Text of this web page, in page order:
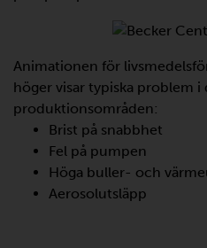
Animationen för
höger visar typiska problem i
produktionsområden:
Brist på snabbhet
Fel på pumpen
Höga buller- och
Aerosolutsläpp